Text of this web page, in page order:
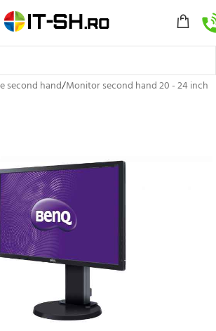
second hand/Monitor second hand 20 - 24 inch